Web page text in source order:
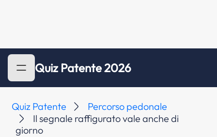
Quiz Patente 2026
Quiz Patente
Percorso pedonale
Il segnale raffigurato vale anche di
giorno